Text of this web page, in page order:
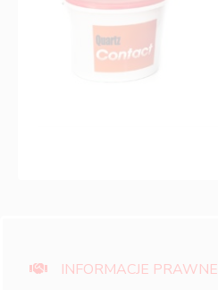
INFORMACJE PRAWNE